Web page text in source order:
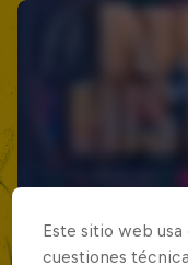
Este sitio web
cuestiones